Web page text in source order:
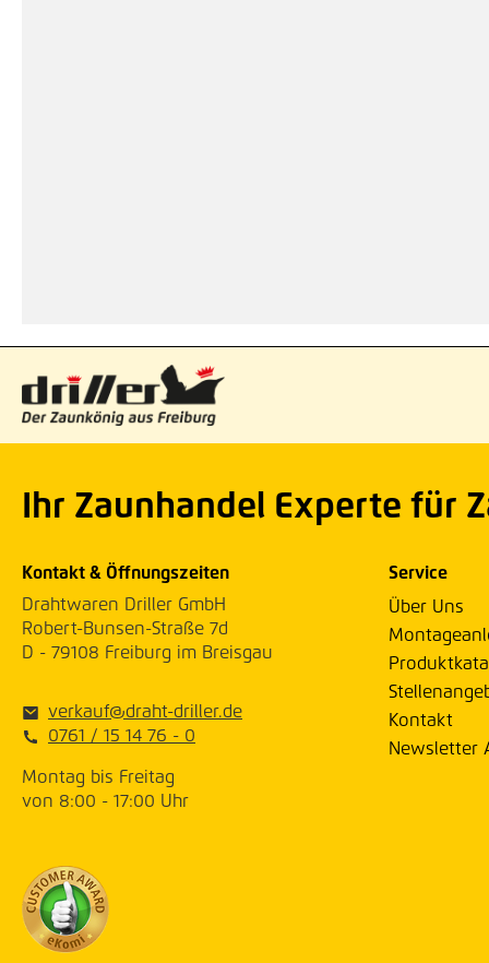
Ihr Zaunhandel Experte für
Kontakt & Öffnungszeiten
Drahtwaren Driller GmbH
Robert-Bunsen-Straße 7d
D - 79108 Freiburg im Breisgau
verkauf@draht-driller.de
0761 / 15 14 76 - 0
Montag bis Freitag
von 8:00 - 17:00 Uhr
Service
Über Uns
Kontakt
Newsletter